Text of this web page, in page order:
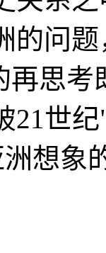
的问
再思考
21世
想象